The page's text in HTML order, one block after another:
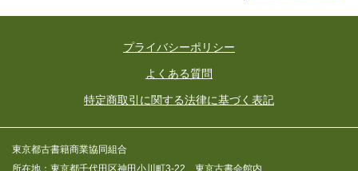
プライバシーポリシー
よくある質問
特定商取引に関する法律に基づく表記
東京都古書籍商業協同組合